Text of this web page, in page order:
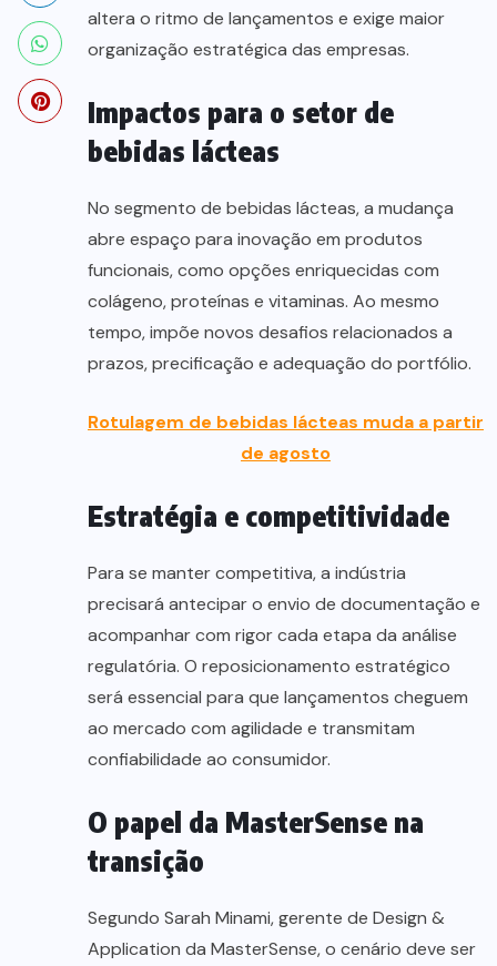
altera o ritmo de lançamentos e exige maior
organização estratégica das empresas.
Impactos para o setor de
bebidas lácteas
No segmento de bebidas lácteas, a mudança
abre espaço para inovação em produtos
funcionais, como opções enriquecidas com
colágeno, proteínas e vitaminas. Ao mesmo
tempo, impõe novos desafios relacionados a
prazos, precificação e adequação do portfólio.
Rotulagem de bebidas lácteas muda a partir
de agosto
Estratégia e competitividade
Para se manter competitiva, a indústria
precisará antecipar o envio de documentação e
acompanhar com rigor cada etapa da análise
regulatória. O reposicionamento estratégico
será essencial para que lançamentos cheguem
ao mercado com agilidade e transmitam
confiabilidade ao consumidor.
O papel da MasterSense na
transição
Segundo Sarah Minami, gerente de Design &
Application da MasterSense, o cenário deve ser